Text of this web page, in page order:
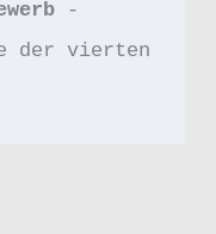
-
der vierten